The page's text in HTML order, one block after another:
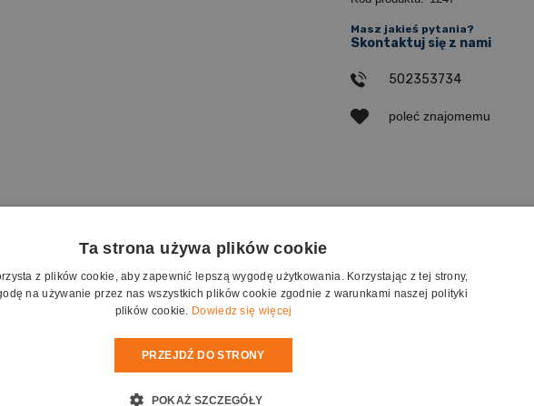
poleć znajomemu
Masz jakieś pytania?
Skontaktuj się z nami
502353734
x 200 cm
Ta strona używa plików cookie
z plików cookie, aby zapewnić lepszą wygodę użytkowania. Korzystając z tej strony,
na używanie przez nas wszystkich plików cookie zgodnie z warunkami naszej polityki
plików cookie. Dowiedz się więcej
PRZEJDŹ DO STRONY
POKAŻ SZCZEGÓŁY